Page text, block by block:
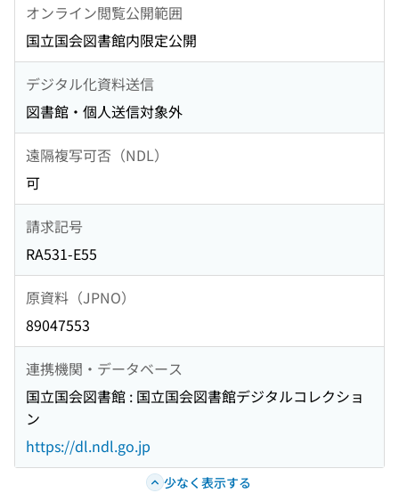
オンライン閲覧公開範囲
国立国会図書館内限定公開
デジタル化資料送信
図書館・個人送信対象外
遠隔複写可否（NDL）
可
請求記号
RA531-E55
原資料（JPNO）
89047553
連携機関・データベース
国立国会図書館 : 国立国会図書館デジタルコレクショ
ン
https://dl.ndl.go.jp
少なく表示する